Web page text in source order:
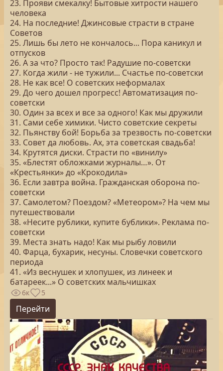
23. Прояви смекалку! Бытовые хитрости нашего
человека
24. На последние! Джинсовые страсти в стране
Советов
25. Лишь бы лето не кончалось... Пора каникул и
отпусков
26. А за что? Просто так! Радушие по-советски
27. Когда жили - не тужили... Счастье по-советски
28. Не как все! О советских неформалах
29. До чего дошел прогресс! Автоматизация по-
советски
30. Один за всех и все за одного! Как мы дружили
31. Сами себе химики. Чисто советские секреты
32. Пьянству бой! Борьба за трезвость по-советски
33. Совет да любовь. Ах, эта советская свадьба!
34. Крутятся диски. Страсти по «винилу»
35. «Блестят обложками журналы…». От
«Крестьянки» до «Крокодила»
36. Если завтра война. Гражданская оборона по-
советски
37. Самолетом? Поездом? «Метеором»? На чем мы
путешествовали
38. «Несите рублики, купите бублики». Реклама по-
советски
39. Места знать надо! Как мы рыбу ловили
40. Фарца, бухарик, несуны. Словечки советского
периода
41. «Из веснушек и хлопушек, из линеек и
батареек...» О советских мальчишках
6к 5
Перейти